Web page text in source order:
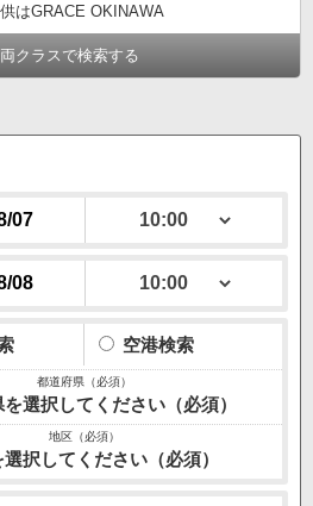
はGRACE OKINAWA
クラスで検索する
空港検索
選択してください（必須）
択してください（必須）